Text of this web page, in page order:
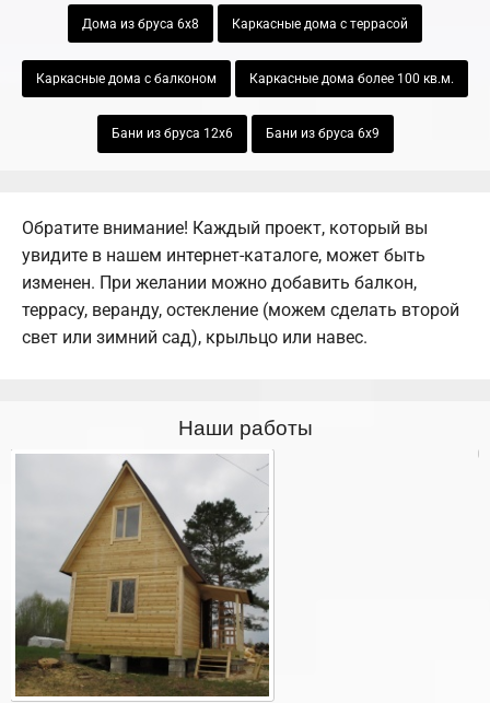
Дома из бруса 6х8 Каркасные дома с террасой
Каркасные дома с балконом Каркасные дома более 100 кв.м.
Бани из бруса 12х6 Бани из бруса 6х9
Обратите внимание! Каждый проект, который вы
увидите в нашем интернет-каталоге, может быть
изменен. При желании можно добавить балкон,
террасу, веранду, остекление (можем сделать второй
свет или зимний сад), крыльцо или навес.
Наши работы